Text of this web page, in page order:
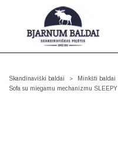
Skandinaviški baldai > Minkšti baldai
Sofa su miegamu mechanizmu SLEEPY